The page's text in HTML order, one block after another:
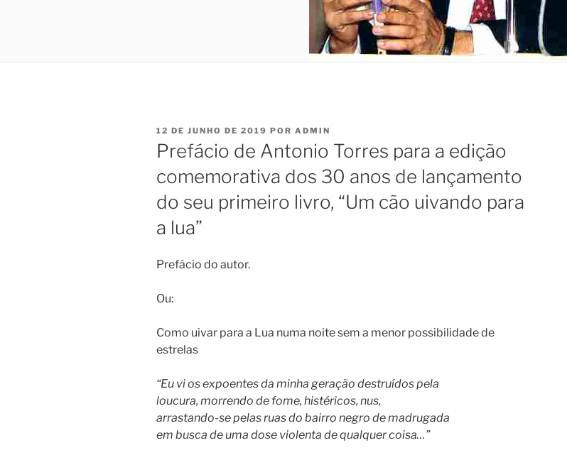
PUBLICADO
EM
12 DE JUNHO DE 2019 POR ADMIN
Prefácio de Antonio Torres para a edição
comemorativa dos 30 anos de lançamento
do seu primeiro livro, “Um cão uivando para
a lua”
Prefácio do autor.
Ou:
Como uivar para a Lua numa noite sem a menor possibilidade de
estrelas
“Eu vi os expoentes da minha geração destruídos pela
loucura, morrendo de fome, histéricos, nus,
arrastando-se pelas ruas do bairro negro de madrugada
em busca de uma dose violenta de qualquer coisa…”